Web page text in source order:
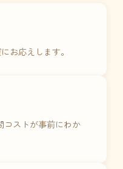
お応えします。
コストが事前にわか